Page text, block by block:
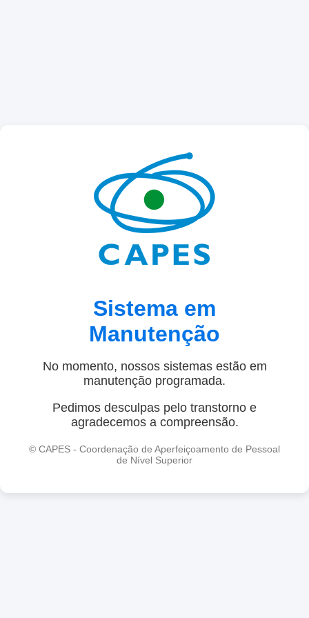
Sistema em
Manutenção
No momento, nossos sistemas estão em
manutenção programada.
Pedimos desculpas pelo transtorno e
agradecemos a compreensão.
© CAPES - Coordenação de Aperfeiçoamento de Pessoal
de Nível Superior